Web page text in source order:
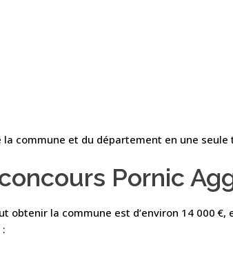
commune et du département en une seule
Pornic
la commune est d’environ 14 000 €,